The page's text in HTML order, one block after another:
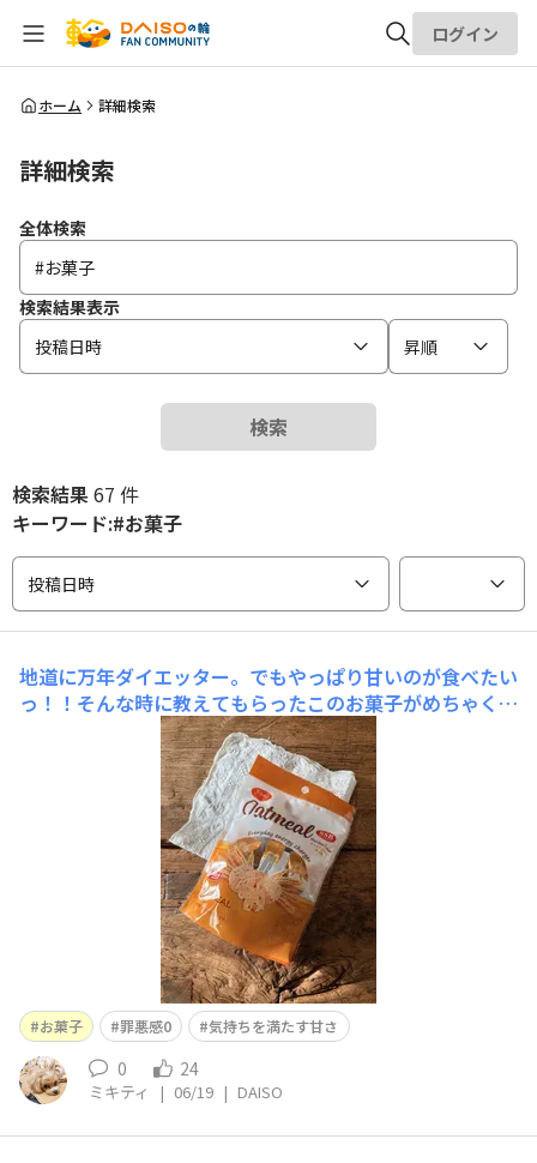
全体検索
ログイン
ホーム 詳細検索
詳細検索
全体検索
検索結果表示
投稿日時
昇順
検索
検索結果67 件
キーワード:#お菓子
投稿日時
地道に万年ダイエッター。でもやっぱり甘いのが食べたい
っ！！そんな時に教えてもらったこのお菓子がめちゃくち
ゃ美味しくてリピ買い！一気に一袋全部食べてしまいそう
になるくらい美味しい！もちろん、我慢して小分けに食べ
ですがご褒美お菓子にぴったり！オトシゴロ女子に必要な
鉄分、カルシウム、カリウムが摂れます。チ
お菓子 罪悪感0 気持ちを満たす甘さ
0 24
ミキティ | 06/19 | DAISO